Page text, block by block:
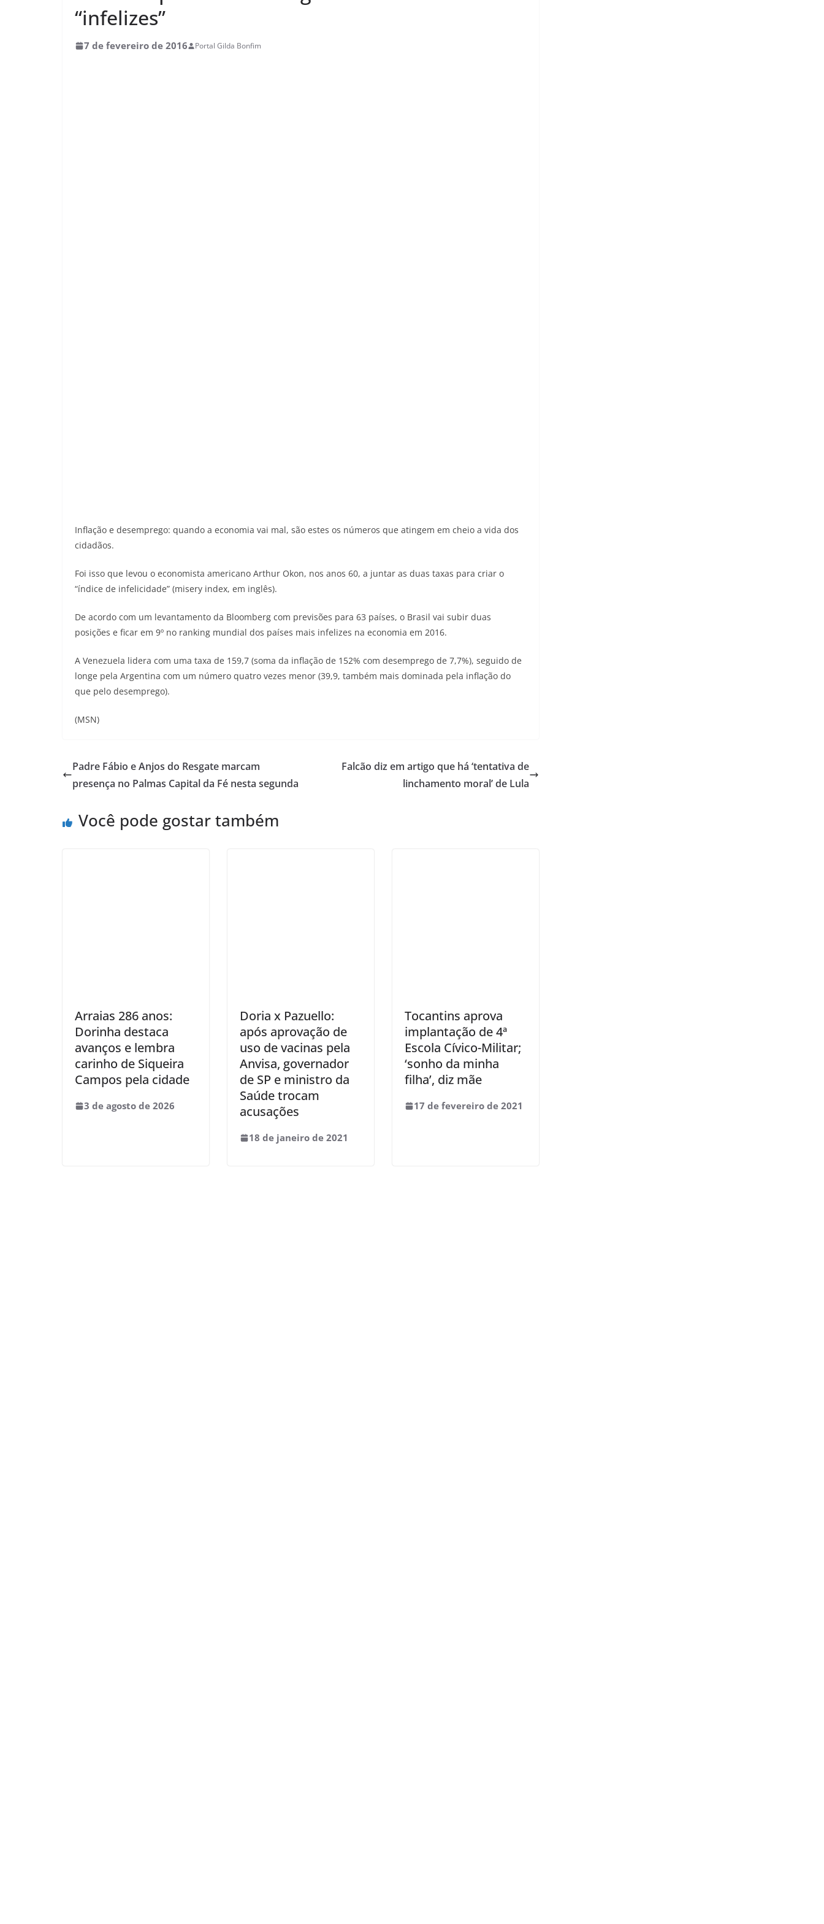
“infelizes”
7 de fevereiro de 2016 Portal Gilda Bonfim
Inflação e desemprego: quando a economia vai mal, são estes os números que atingem em cheio a vida dos
cidadãos.
Foi isso que levou o economista americano Arthur Okon, nos anos 60, a juntar as duas taxas para criar o
“índice de infelicidade” (misery index, em inglês).
De acordo com um levantamento da Bloomberg com previsões para 63 países, o Brasil vai subir duas
posições e ficar em 9º no ranking mundial dos países mais infelizes na economia em 2016.
A Venezuela lidera com uma taxa de 159,7 (soma da inflação de 152% com desemprego de 7,7%), seguido de
longe pela Argentina com um número quatro vezes menor (39,9, também mais dominada pela inflação do
que pelo desemprego).
(MSN)
Padre Fábio e Anjos do Resgate marcam
presença no Palmas Capital da Fé nesta segunda
Falcão diz em artigo que há ‘tentativa de
linchamento moral’ de Lula
Você pode gostar também
Arraias 286 anos:
Dorinha destaca
avanços e lembra
carinho de Siqueira
Campos pela cidade
3 de agosto de 2026
Doria x Pazuello:
após aprovação de
uso de vacinas pela
Anvisa, governador
de SP e ministro da
Saúde trocam
acusações
18 de janeiro de 2021
Tocantins aprova
implantação de 4ª
Escola Cívico-Militar;
‘sonho da minha
filha’, diz mãe
17 de fevereiro de 2021